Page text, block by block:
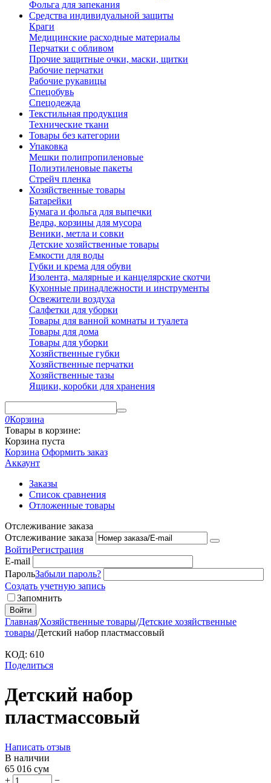
Фольга для запекания
Средства индивидуальной защиты
Краги
Медицинские расходные материалы
Перчатки с обливом
Прочие защитные очки, маски, щитки
Рабочие перчатки
Рабочие рукавицы
Спецобувь
Спецодежда
Текстильная продукция
Технические ткани
Товары без категории
Упаковка
Мешки полипропиленовые
Полиэтиленовые пакеты
Стрейч пленка
Хозяйственные товары
Батарейки
Бумага и фольга для выпечки
Ведра, корзины для мусора
Веники, метла и совки
Детские хозяйственные товары
Емкости для воды
Губки и крема для обуви
Изолента, малярные и канцелярские скотчи
Кухонные принадлежности и инструменты
Освежители воздуха
Салфетки для уборки
Товары для ванной комнаты и туалета
Товары для дома
Товары для уборки
Хозяйственные губки
Хозяйственные перчатки
Хозяйственные тазы
Ящики, коробки для хранения
0Корзина
Товары в корзине:
Корзина пуста
Корзина Оформить заказ
Аккаунт
Заказы
Список сравнения
Отложенные товары
Отслеживание заказа
Отслеживание заказа
ВойтиРегистрация
E-mail
ПарольЗабыли пароль?
Создать учетную запись
Запомнить
Войти
Главная/Хозяйственные товары/Детские хозяйственные
товары/Детский набор пластмассовый
КОД: 610
Поделиться
Детский набор
пластмассовый
Написать отзыв
В наличии
65 016 сум
+
−